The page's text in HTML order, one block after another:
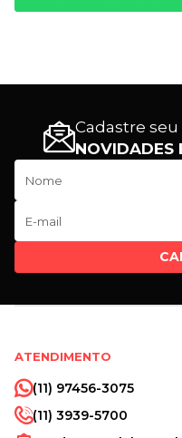
Cadastre
NOVIDADES
ATENDIMENTO
(11) 97456-3075
(11) 3939-5700